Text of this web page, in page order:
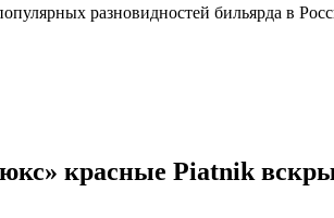
разновидностей бильярда в
красные Piatnik